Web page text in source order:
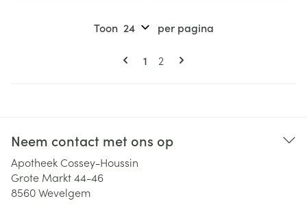
Pagina's
U lees momenteel pagina
1 Pagina
2
Toon per pagina
Neem contact met ons op
Apotheek Cossey-Houssin
Grote Markt 44-46
8560Wevelgem